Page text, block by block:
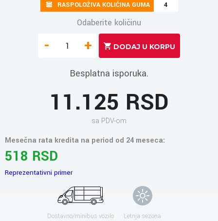
RASPOLOŽIVA KOLIČINA GUMA 4
Odaberite količinu
- +
Besplatna isporuka.
11.125 RSD
sa PDV-om
Mesečna rata kredita na period od 24 meseca:
518 RSD
Reprezentativni primer
Dostavno/minibus vozilo Letnja sezona